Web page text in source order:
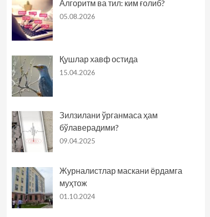
Алгоритм ва тил: ким ғолиб?
05.08.2026
Қушлар хавф остида
15.04.2026
Зилзилани ўрганмаса ҳам
бўлаверадими?
09.04.2025
Журналистлар маскани ёрдамга
муҳтож
01.10.2024